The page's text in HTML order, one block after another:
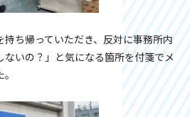
ち帰っていただき、反対に事務所内
ないの？」と気になる箇所を付箋でメ